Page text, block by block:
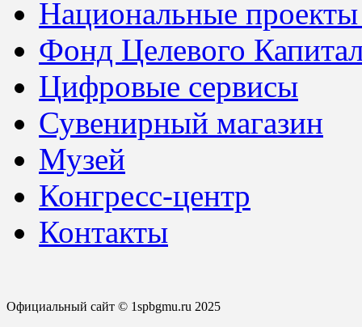
Национальные
Фонд Целевого
Цифровые сервисы
Сувенирный магазин
Музей
Конгресс-центр
Контакты
Официальный сайт © 1spbgmu.ru 2025